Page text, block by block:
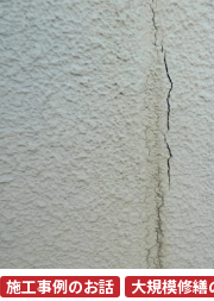
施工事例のお話 大規模修繕